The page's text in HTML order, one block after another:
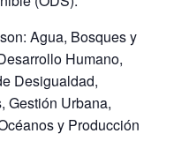
Agua, Bosques y
Humano,
Desigualdad,
Gestión Urbana,
y Producción